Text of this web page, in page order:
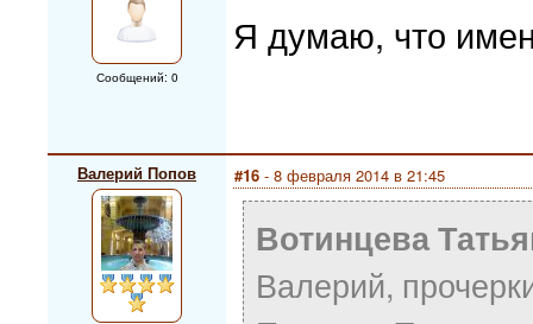
Сообщений: 0
Я думаю, что
Валерий Попов #16 - 8 февраля 2014 в 21:45
Вотинцева
Валерий,